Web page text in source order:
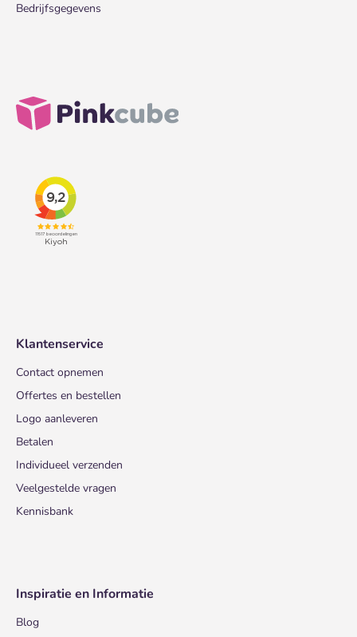
Bedrijfsgegevens
Klantenservice
Contact opnemen
Offertes en bestellen
Logo aanleveren
Betalen
Individueel verzenden
Veelgestelde vragen
Kennisbank
Inspiratie en Informatie
Blog